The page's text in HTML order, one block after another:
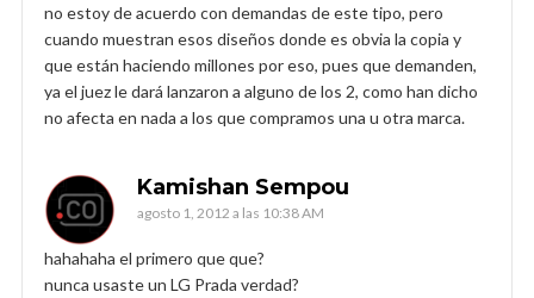
no estoy de acuerdo con demandas de este tipo, pero
cuando muestran esos diseños donde es obvia la copia y
que están haciendo millones por eso, pues que demanden,
ya el juez le dará lanzaron a alguno de los 2, como han dicho
no afecta en nada a los que compramos una u otra marca.
Kamishan Sempou
agosto 1, 2012 a las 10:38 AM
hahahaha el primero que que?
nunca usaste un LG Prada verdad?